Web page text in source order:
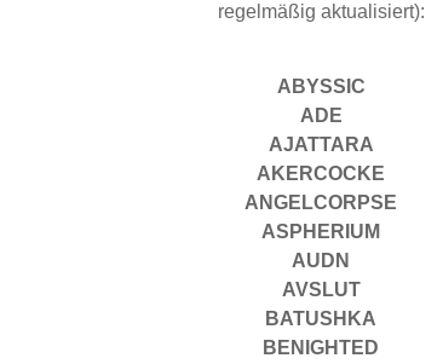
regelmäßig aktualisiert):
ABYSSIC
ADE
AJATTARA
AKERCOCKE
ANGELCORPSE
ASPHERIUM
AUDN
AVSLUT
BATUSHKA
BENIGHTED